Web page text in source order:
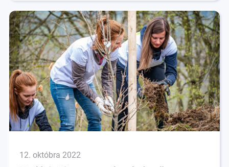
12. októbra 2022